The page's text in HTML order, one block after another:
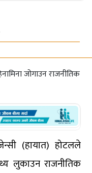
(हायात) होटलले
लुकाउन राजनीतिक